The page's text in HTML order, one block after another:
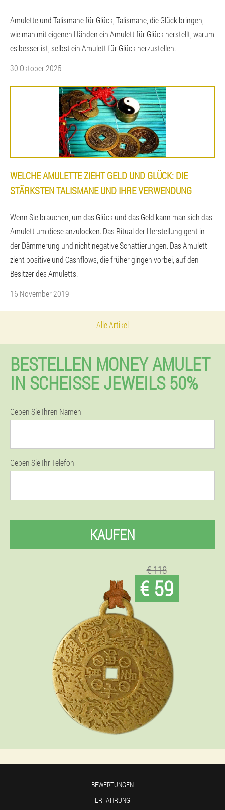
Amulette und Talismane für Glück, Talismane, die Glück bringen,
wie man mit eigenen Händen ein Amulett für Glück herstellt, warum
es besser ist, selbst ein Amulett für Glück herzustellen.
30 Oktober 2025
WELCHE AMULETTE ZIEHT GELD UND GLÜCK: DIE
STÄRKSTEN TALISMANE UND IHRE VERWENDUNG
Wenn Sie brauchen, um das Glück und das Geld kann man sich das
Amulett um diese anzulocken. Das Ritual der Herstellung geht in
der Dämmerung und nicht negative Schattierungen. Das Amulett
zieht positive und Cashflows, die früher gingen vorbei, auf den
Besitzer des Amuletts.
16 November 2019
Alle Artikel
BESTELLEN MONEY AMULET
IN SCHEISSE JEWEILS 50%
Geben Sie Ihren Namen
Geben Sie Ihr Telefon
KAUFEN
€ 118
€ 59
BEWERTUNGEN
ERFAHRUNG